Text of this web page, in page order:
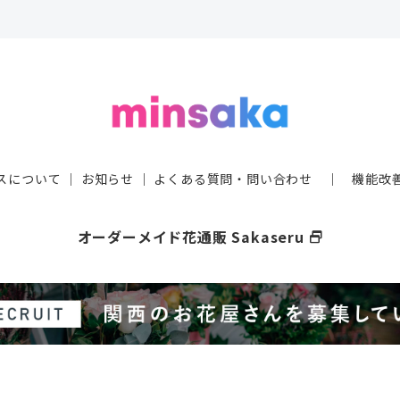
について ｜ お知らせ ｜ よくある質問・問い合わせ ｜機能改
オーダーメイド花通販 Sakaseru select_window